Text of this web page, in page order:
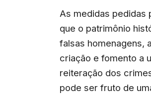
As medidas pedidas
que o patrimônio
falsas homenagens,
criação e fomento a
reiteração dos
pode ser fruto de